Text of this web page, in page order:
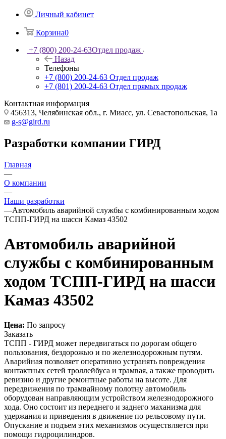
Личный кабинет
Корзина0
+7 (800) 200-24-63Отдел продаж
Назад
Телефоны
+7 (800) 200-24-63 Отдел продаж
+7 (801) 200-24-63 Отдел прямых продаж
Контактная информация
456313, Челябинская обл., г. Миасс, ул. Севастопольская, 1а
g-s@gird.ru
Разработки компании ГИРД
Главная
—
О компании
—
Наши разработки
—Автомобиль аварийной службы с комбинированным ходом
ТСПП-ГИРД на шасси Камаз 43502
Автомобиль аварийной
службы с комбинированным
ходом ТСПП-ГИРД на шасси
Камаз 43502
Цена: По запросу
Заказать
ТСПП - ГИРД может передвигаться по дорогам общего
пользования, бездорожью и по железнодорожным путям.
Аварийная позволяет оперативно устранять повреждения
контактных сетей троллейбуса и трамвая, а также проводить
ревизию и другие ремонтные работы на высоте. Для
передвижения по трамвайному полотну автомобиль
оборудован направляющим устройством железнодорожного
хода. Оно состоит из переднего и заднего маханизма для
удержания и приведения в движение по рельсовому пути.
Опускание и подъем этих механизмов осуществляется при
помощи гидроцилиндров.